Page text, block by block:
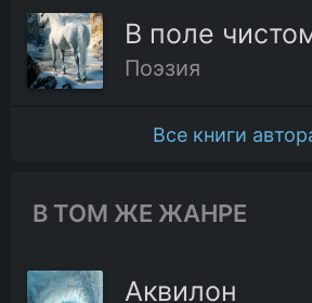
Поэзия
Все книги
В ТОМ ЖЕ ЖАНРЕ
Аквилон